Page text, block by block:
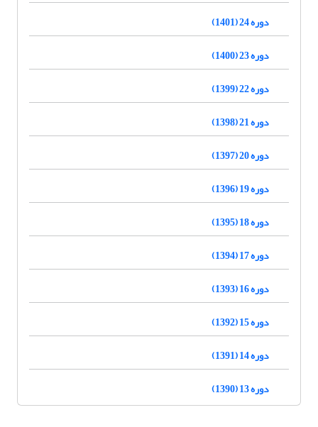
دوره 24 (1401)
دوره 23 (1400)
دوره 22 (1399)
دوره 21 (1398)
دوره 20 (1397)
دوره 19 (1396)
دوره 18 (1395)
دوره 17 (1394)
دوره 16 (1393)
دوره 15 (1392)
دوره 14 (1391)
دوره 13 (1390)